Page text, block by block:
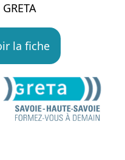
GRETA
la fiche